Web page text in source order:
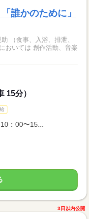
誰かのために」
（食事、入浴、排泄、
おいては 創作活動、音楽
15分）
：00〜15...
3日以内公開